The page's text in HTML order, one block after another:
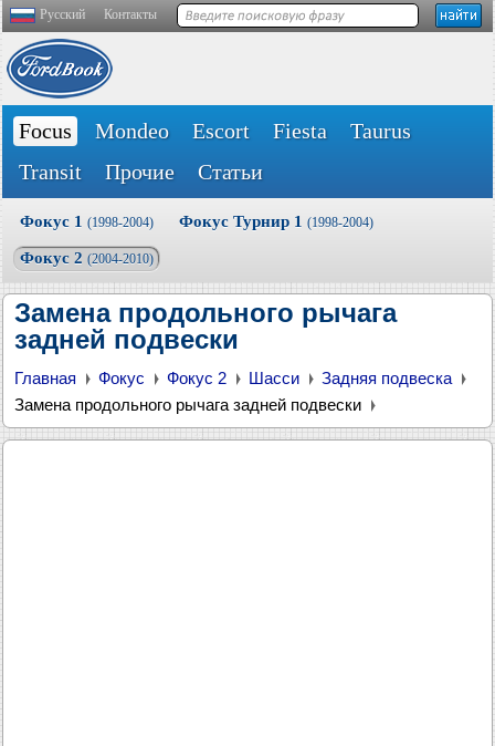
Русский Контакты
Focus Mondeo Escort Fiesta
Taurus
Transit
Прочие Статьи
Фокус 1 (1998-2004) Фокус Турнир 1 (1998-2004)
Фокус 2 (2004-2010)
Замена продольного рычага
задней подвески
Главная Фокус Фокус 2 Шасси
Задняя подвеска
Замена продольного рычага задней подвески